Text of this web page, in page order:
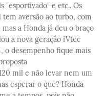
"esportivado" e etc.. Os
tem aversão ao turbo, com
mas a Honda já deu o braço
a nova geração iVtec
o desempenho fique mais
mil e não levar nem um
esperar o que? Honda